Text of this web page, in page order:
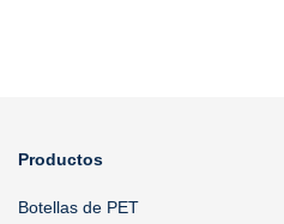
Productos
Botellas de PET